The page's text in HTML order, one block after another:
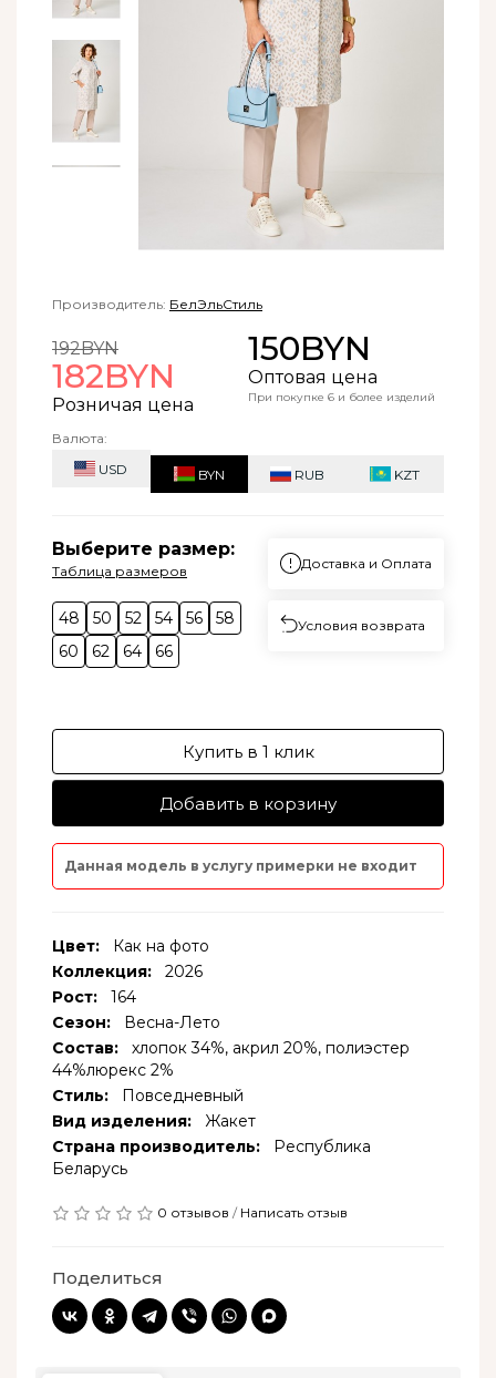
Производитель: БелЭльСтиль
192BYN
182BYN
Розничая цена
150BYN
Оптовая цена
При покупке 6 и более изделий
Валюта:
USD
BYN RUB KZT
Выберите размер:
Таблица размеров
48 50 52 54 56
58
60
62 64 66
Доставка и Оплата
Условия возврата
Купить в 1 клик
Добавить в корзину
Данная модель в услугу примерки не входит
Цвет:
Как на фото
Коллекция:
2026
Рост:
164
Сезон:
Весна-Лето
Состав:
хлопок 34%, акрил 20%, полиэстер
44%люрекс 2%
Стиль:
Повседневный
Вид изделения:
Жакет
Страна производитель:
Республика
Беларусь
0 отзывов / Написать отзыв
Поделиться